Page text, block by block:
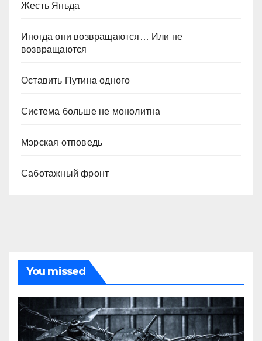
Жесть Яньда
Иногда они возвращаются… Или не
возвращаются
Оставить Путина одного
Система больше не монолитна
Мэрская отповедь
Саботажный фронт
You missed